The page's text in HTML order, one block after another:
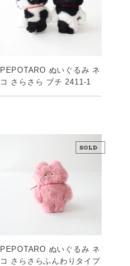
PEPOTARO ぬいぐるみ ネ
コ さらさら ブチ 2411-1
PEPOTARO ぬいぐるみ ネ
コ さらさらふんわりタイプ